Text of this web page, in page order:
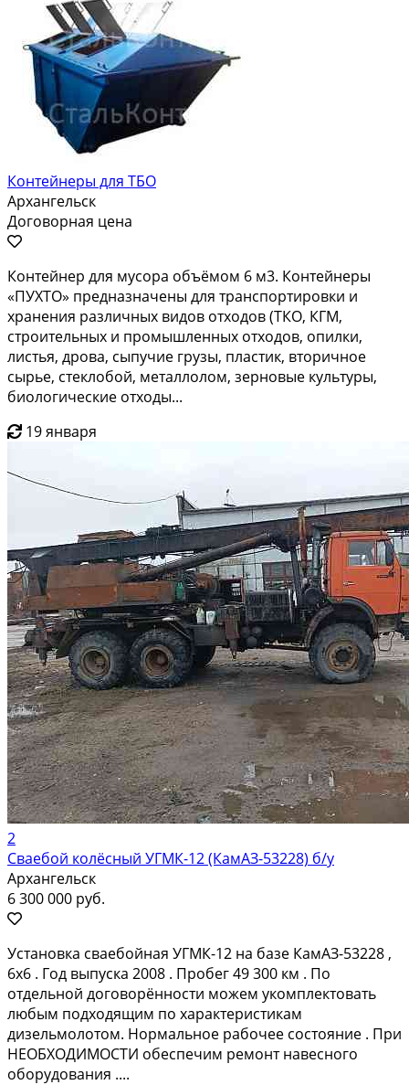
Контейнеры для ТБО
Архангельск
Договорная цена
Контейнер для мусора объёмом 6 м3. Контейнеры
«ПУХТО» предназначены для транспортировки и
хранения различных видов отходов (ТКО, КГМ,
строительных и промышленных отходов, опилки,
листья, дрова, сыпучие грузы, пластик, вторичное
сырье, стеклобой, металлолом, зерновые культуры,
биологические отходы...
19 января
2
Сваебой колёсный УГМК-12 (КамАЗ-53228) б/у
Архангельск
6 300 000 руб.
Установка сваебойная УГМК-12 на базе КамАЗ-53228 ,
6х6 . Год выпуска 2008 . Пробег 49 300 км . По
отдельной договорённости можем укомплектовать
любым подходящим по характеристикам
дизельмолотом. Нормальное рабочее состояние . При
НЕОБХОДИМОСТИ обеспечим ремонт навесного
оборудования ....